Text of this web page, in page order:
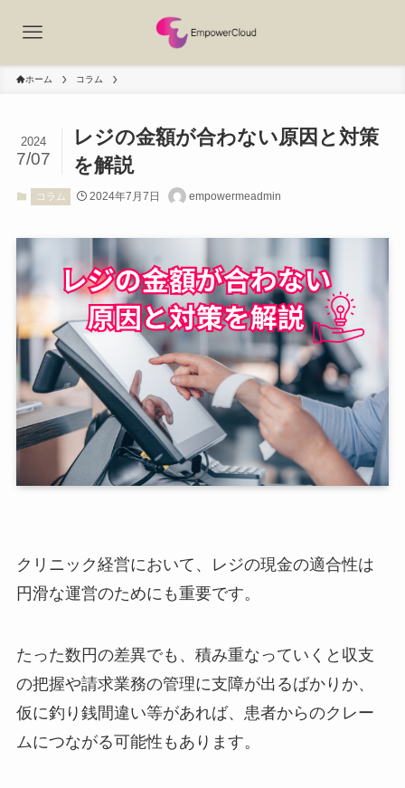
ホーム コラム
レジの金額が合わない原因と対策
を解説
2024
7/07
コラム 2024年7月7日 empowermeadmin
クリニック経営において、レジの現金の適合性は
円滑な運営のためにも重要です。
たった数円の差異でも、積み重なっていくと収支
の把握や請求業務の管理に支障が出るばかりか、
仮に釣り銭間違い等があれば、患者からのクレー
ムにつながる可能性もあります。